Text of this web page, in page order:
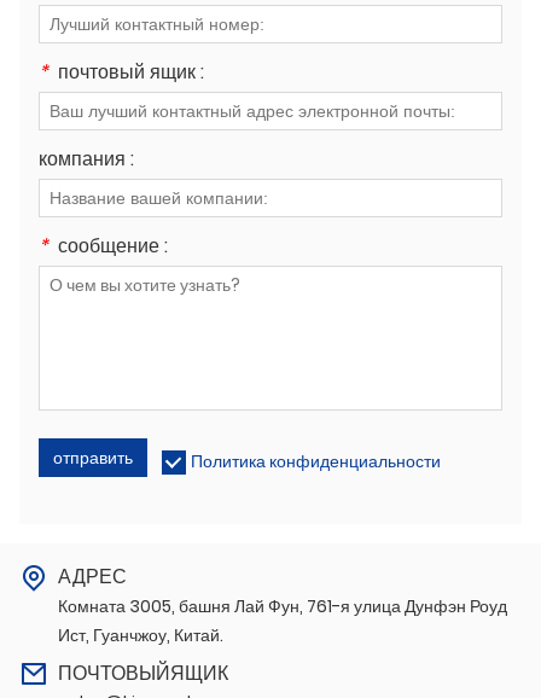
* почтовый ящик :
компания :
* сообщение :
отправить Политика конфиденциальности
АДРЕС
Комната 3005, башня Лай Фун, 761-я улица Дунфэн Роуд
Ист, Гуанчжоу, Китай.
ПОЧТОВЫЙЯЩИК